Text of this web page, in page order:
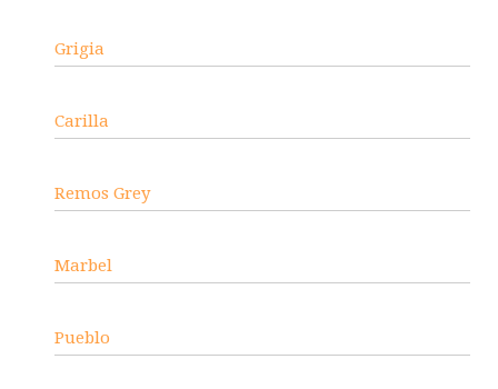
Grigia
Carilla
Remos Grey
Marbel
Pueblo